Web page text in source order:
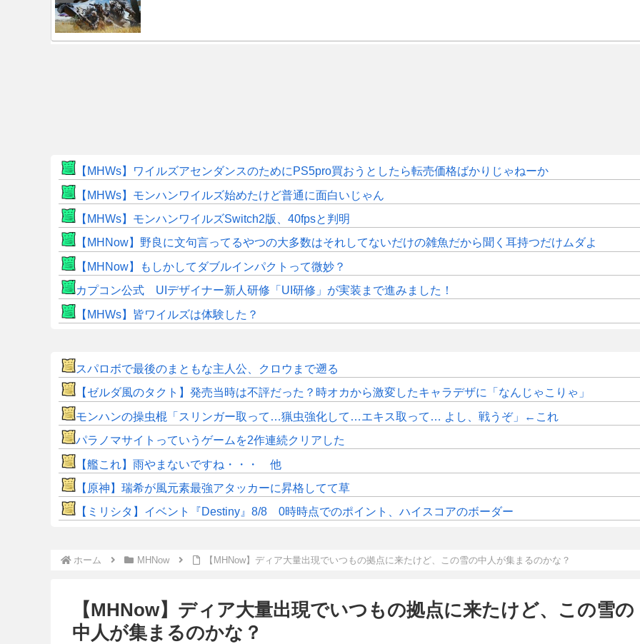
【MHWs】ワイルズアセンダンスのためにPS5pro買おうとしたら転売価格ばかりじゃねーか
【MHWs】モンハンワイルズ始めたけど普通に面白いじゃん
【MHWs】モンハンワイルズSwitch2版、40fpsと判明
【MHNow】野良に文句言ってるやつの大多数はそれしてないだけの雑魚だから聞く耳持つだけムダよ
【MHNow】もしかしてダブルインパクトって微妙？
カプコン公式 UIデザイナー新人研修「UI研修」が実装まで進みました！
【MHWs】皆ワイルズは体験した？
スパロボで最後のまともな主人公、クロウまで遡る
【ゼルダ風のタクト】発売当時は不評だった？時オカから激変したキャラデザに「なんじゃこりゃ」
モンハンの操虫棍「スリンガー取って…猟虫強化して…エキス取って… よし、戦うぞ」←これ
パラノマサイトっていうゲームを2作連続クリアした
【艦これ】雨やまないですね・・・ 他
【原神】瑞希が風元素最強アタッカーに昇格してて草
【ミリシタ】イベント『Destiny』8/8 0時時点でのポイント、ハイスコアのボーダー
ホーム MHNow 【MHNow】ディア大量出現でいつもの拠点に来たけど、この雪の中人が集まるのかな？
【MHNow】ディア大量出現でいつもの拠点に来たけど、この雪の
中人が集まるのかな？